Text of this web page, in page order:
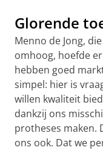
Glorende
Menno de Jong,
omhoog, hoefde
hebben goed
simpel: hier is
willen kwaliteit
dankzij ons
protheses maken.
ons ook. Dat we